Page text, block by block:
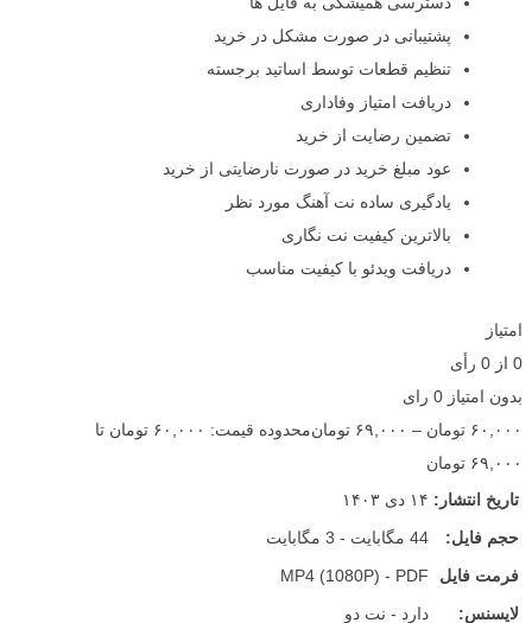
پشتیبانی در صورت مشکل در خرید
تنظیم قطعات توسط اساتید برجسته
دریافت امتیاز وفاداری
تضمین رضایت از خرید
عود مبلغ خرید در صورت نارضایتی از خرید
یادگیری ساده نت آهنگ مورد نظر
بالاترین کیفیت نت نگاری
دریافت ویدئو با کیفیت مناسب
امتیاز
0 از 0 رأی
بدون امتیاز 0 رای
۶۰,۰۰۰ تومان – ۶۹,۰۰۰ تومان
محدوده قیمت: ۶۰,۰۰۰ تومان تا
۶۹,۰۰۰ تومان
تاریخ انتشار: ۱۴ دی ۱۴۰۳
حجم فایل:
44 مگابایت - 3 مگابایت
فرمت فایل
MP4 (1080P) - PDF
لایسنس:
دارد - نت دو